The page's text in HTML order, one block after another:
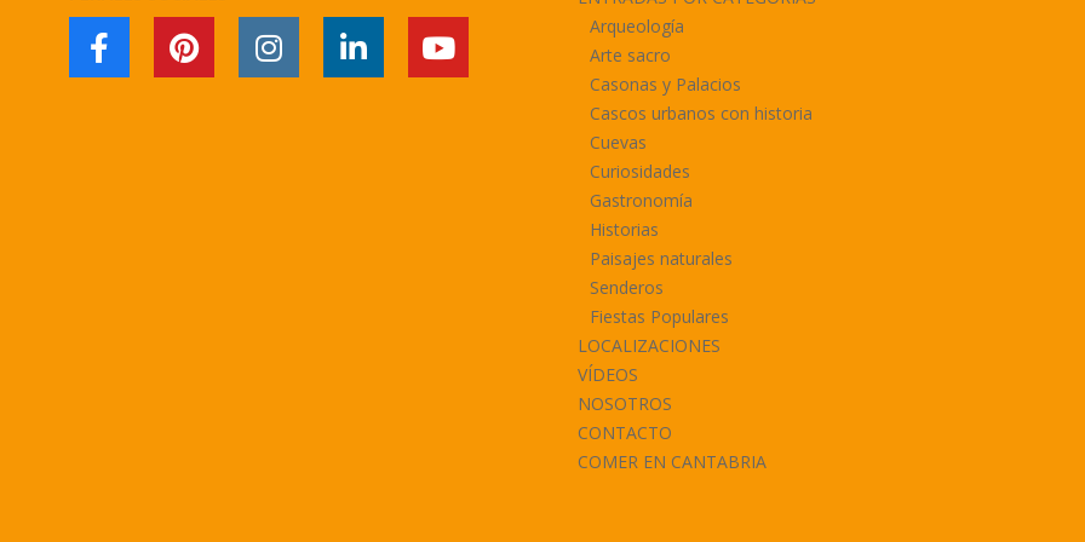
Arqueología
Arte sacro
Casonas y Palacios
Cascos urbanos con historia
Cuevas
Curiosidades
Gastronomía
Historias
Paisajes naturales
Senderos
Fiestas Populares
LOCALIZACIONES
VÍDEOS
NOSOTROS
CONTACTO
COMER EN CANTABRIA